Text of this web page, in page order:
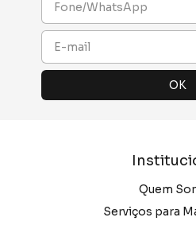
Quem
Serviços para